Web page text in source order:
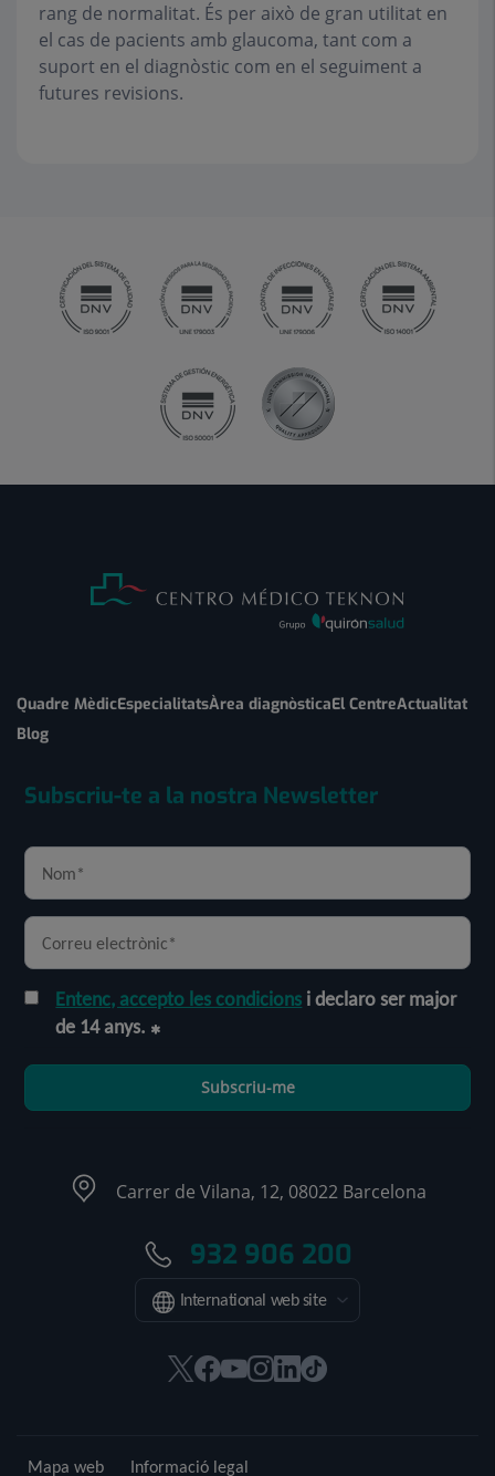
rang de normalitat. És per això de gran utilitat en
el cas de pacients amb glaucoma, tant com a
suport en el diagnòstic com en el seguiment a
futures revisions.
Quadre MèdicEspecialitatsÀrea diagnòsticaEl CentreActualitat
Blog
Subscriu-te a la nostra Newsletter
Entenc, accepto les condicions i declaro ser major
de 14 anys.
Subscriu-me
Carrer de Vilana, 12, 08022 Barcelona
932 906 200
International web site
AquestAquestAquestAquest
AquestEnllaç
Mapa web Informació legal